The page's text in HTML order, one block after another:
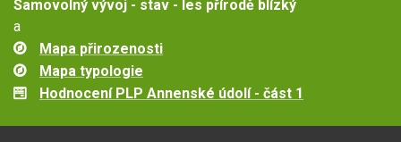
Samovolný vývoj - stav - les přírodě blízký
a
Mapa přirozenosti
Mapa typologie
Hodnocení PLP Annenské údolí - část 1